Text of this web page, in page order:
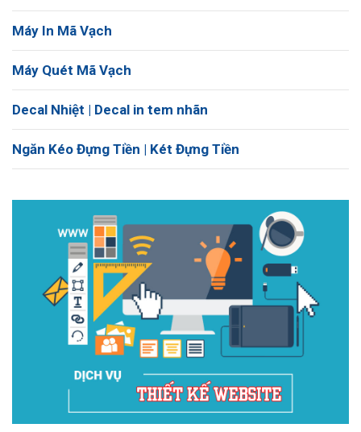
Máy In Mã Vạch
Máy Quét Mã Vạch
Decal Nhiệt | Decal in tem nhãn
Ngăn Kéo Đựng Tiền | Két Đựng Tiền